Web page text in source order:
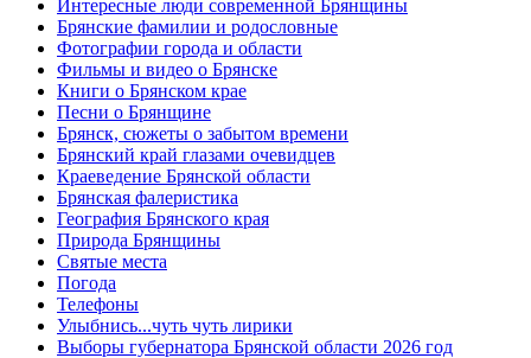
Интересные люди современной Брянщины
Брянские фамилии и родословные
Фотографии города и области
Фильмы и видео о Брянске
Книги о Брянском крае
Песни о Брянщине
Брянск, сюжеты о забытом времени
Брянский край глазами очевидцев
Краеведение Брянской области
Брянская фалеристика
География Брянского края
Природа Брянщины
Святые места
Погода
Телефоны
Улыбнись...чуть чуть лирики
Выборы губернатора Брянской области 2026 год